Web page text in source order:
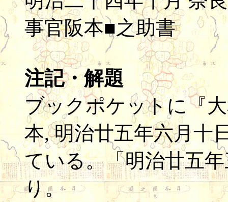
事官阪本■之助書
注記・解題
ブックポケットに『
本, 明治廿五年六月十
ている。「明治廿五
り。